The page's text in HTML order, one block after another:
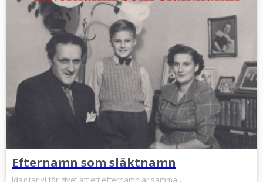
Efternamn som släktnamn
Idag tar vi för givet att ett efternamn är samma…